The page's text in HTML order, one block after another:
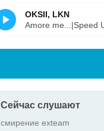
OKSII, LKN
Amore me...|Speed
Сейчас слушают
смирение exteam